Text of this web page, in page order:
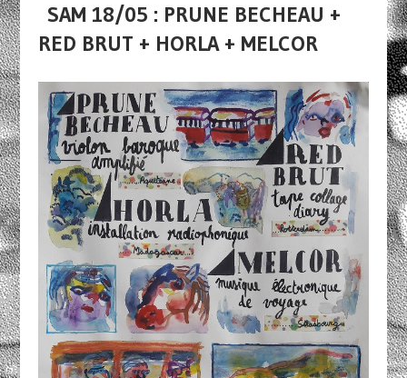
SAM 18/05 : PRUNE BECHEAU +
RED BRUT + HORLA + MELCOR